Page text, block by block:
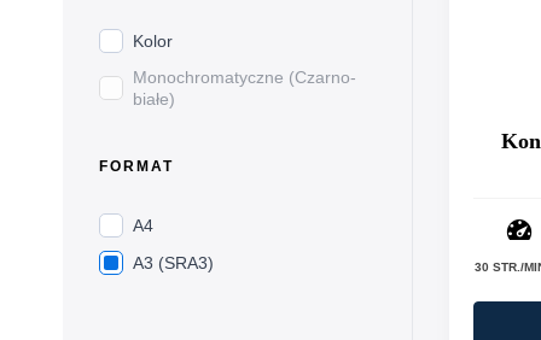
Kolor
Monochromatyczne (Czarno-
białe)
FORMAT
A4
A3 (SRA3)